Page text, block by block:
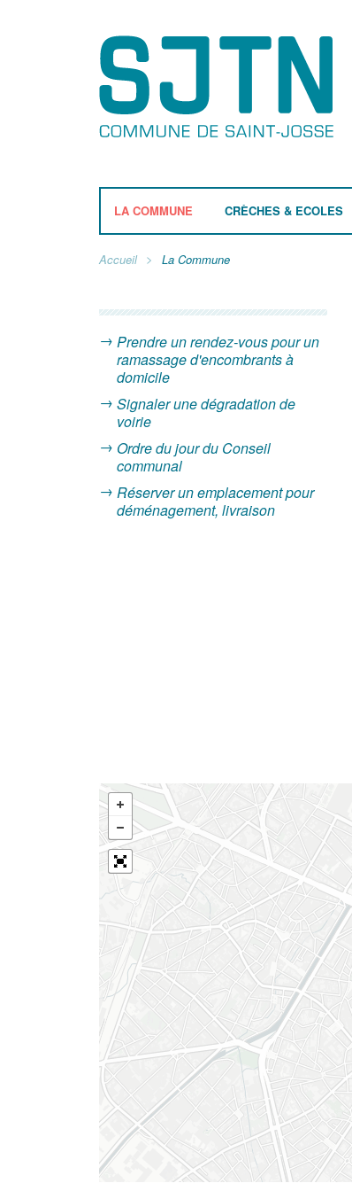
LA COMMUNE CRÈCHES & ECOLES
Accueil La Commune
Prendre un rendez-vous pour un
ramassage d'encombrants à
domicile
Signaler une dégradation de
voirie
Ordre du jour du Conseil
communal
Réserver un emplacement pour
déménagement, livraison